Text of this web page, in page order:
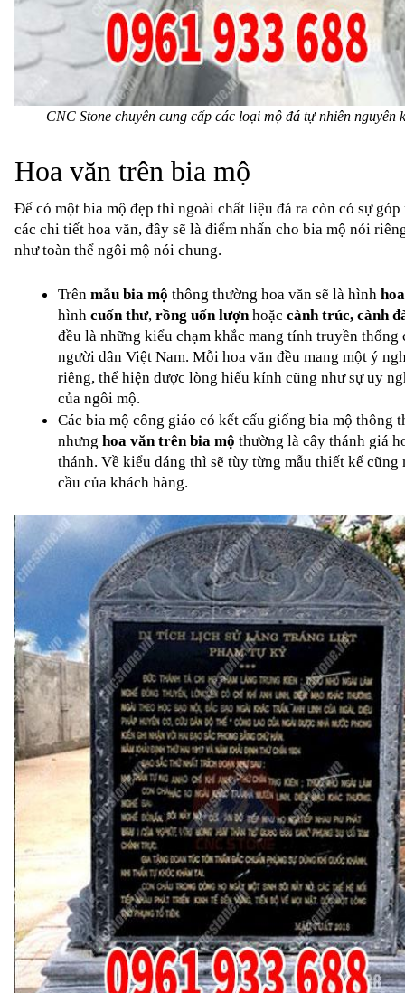
CNC Stone chuyên cung cấp các loại mộ đá tự nhiên nguyên
Hoa văn trên bia mộ
Để có một bia mộ đẹp thì ngoài chất liệu đá ra còn có sự góp
các chi tiết hoa văn, đây sẽ là điểm nhấn cho bia mộ nói
như toàn thể ngôi mộ nói chung.
Trên mẫu bia mộ thông thường hoa văn sẽ là hình
hình cuốn thư, rồng uốn lượn hoặc cành trúc, cành
đều là những kiểu chạm khắc mang tính truyền thống
người dân Việt Nam. Mỗi hoa văn đều mang một ý
riêng, thể hiện được lòng hiếu kính cũng như sự uy
của ngôi mộ.
Các bia mộ công giáo có kết cấu giống bia mộ thông
nhưng hoa văn trên bia mộ thường là cây thánh giá
thánh. Về kiểu dáng thì sẽ tùy từng mẫu thiết kế cũng
cầu của khách hàng.